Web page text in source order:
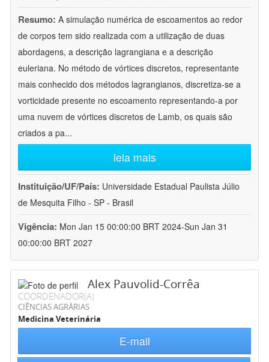
Resumo: A simulação numérica de escoamentos ao redor
de corpos tem sido realizada com a utilização de duas
abordagens, a descrição lagrangiana e a descrição
euleriana. No método de vórtices discretos, representante
mais conhecido dos métodos lagrangianos, discretiza-se a
vorticidade presente no escoamento representando-a por
uma nuvem de vórtices discretos de Lamb, os quais são
criados a pa...
leia mais
Instituição/UF/País: Universidade Estadual Paulista Júlio
de Mesquita Filho - SP - Brasil
Vigência: Mon Jan 15 00:00:00 BRT 2024-Sun Jan 31
00:00:00 BRT 2027
Alex Pauvolid-Corrêa
COORDENADOR(A)
CIÊNCIAS AGRÁRIAS
Medicina Veterinária
E-mail